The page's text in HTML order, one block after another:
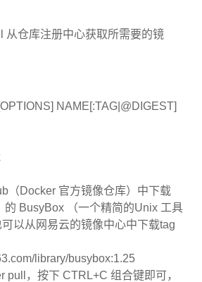
从仓库注册中心获取所需要的镜
NAME[:TAG|@DIGEST]
（Docker 官方镜像仓库）中下载
的 BusyBox （一个精简的Unix 工具
以从网易云的镜像中心中下载tag
library/busybox:1.25
pull，按下 CTRL+C 组合键即可，